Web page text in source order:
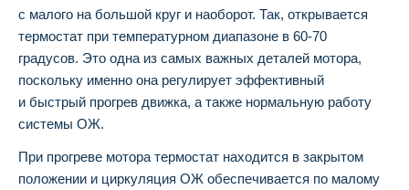
с малого на большой круг и наоборот. Так, открывается
термостат при температурном диапазоне в 60-70
градусов. Это одна из самых важных деталей мотора,
поскольку именно она регулирует эффективный
и быстрый прогрев движка, а также нормальную работу
системы ОЖ.
При прогреве мотора термостат находится в закрытом
положении и циркуляция ОЖ обеспечивается по малому